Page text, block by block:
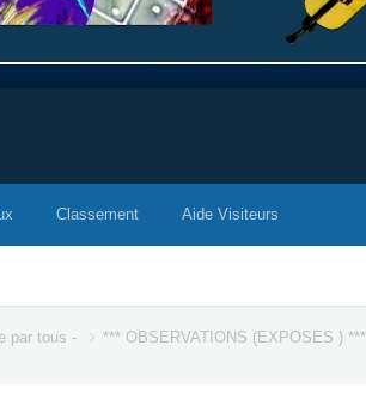
Classement Aide Visiteurs
par tous - *** OBSERVATIONS (EXPOSES ) ***